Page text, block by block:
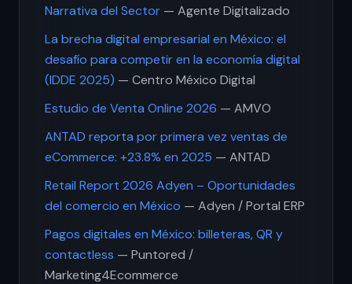
Narrativa del Sector — Agente Digitalizado
La brecha digital empresarial en México: el
desafío para competir en la economía digital
(IDDE 2025) — Centro México Digital
Estudio de Venta Online 2026 — AMVO
ANTAD reporta por primera vez ventas de
eCommerce: +23.8% en 2025 — ANTAD
Retail Report 2026 Adyen – Oportunidades
del comercio en México — Adyen / Portal ERP
Pagos digitales en México: billeteras, QR y
contactless — Puntored /
Marketing4Ecommerce